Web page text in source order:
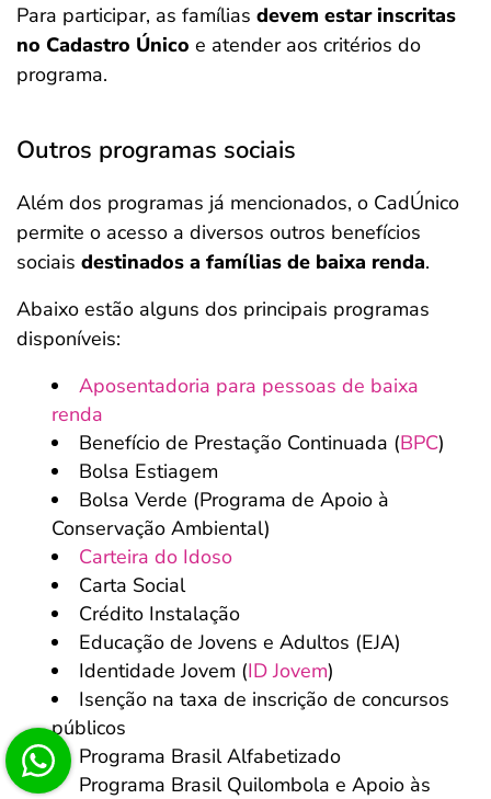
Para participar, as famílias devem estar inscritas
no Cadastro Único e atender aos critérios do
programa.
Outros programas sociais
Além dos programas já mencionados, o CadÚnico
permite o acesso a diversos outros benefícios
sociais destinados a famílias de baixa renda.
Abaixo estão alguns dos principais programas
disponíveis:
Aposentadoria para pessoas de baixa
renda
Benefício de Prestação Continuada (BPC)
Bolsa Estiagem
Bolsa Verde (Programa de Apoio à
Conservação Ambiental)
Carteira do Idoso
Carta Social
Crédito Instalação
Educação de Jovens e Adultos (EJA)
Identidade Jovem (ID Jovem)
Isenção na taxa de inscrição de concursos
públicos
Programa Brasil Alfabetizado
Programa Brasil Quilombola e Apoio às